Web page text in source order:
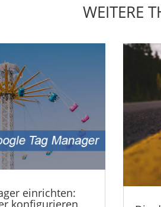
WEITERE
einrichten:
konfigurieren